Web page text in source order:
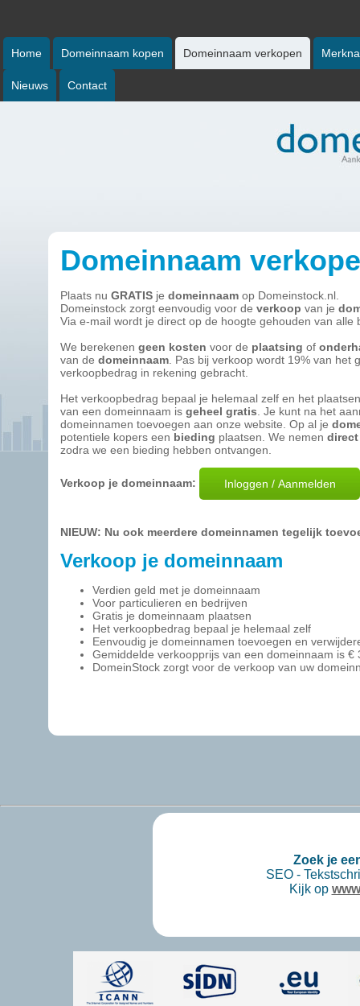
Home Domeinnaam kopen Domeinnaam verkopen
Nieuws Contact
Domeinnaam
Plaats nu GRATIS je domeinnaam op Domeinstock.nl.
Domeinstock zorgt eenvoudig voor de verkoop van je
Via e-mail wordt je direct op de hoogte gehouden van alle
We berekenen geen kosten voor de plaatsing of
van de domeinnaam . Pas bij verkoop wordt 19% van het
verkoopbedrag in rekening gebracht.
Het verkoopbedrag bepaal je helemaal zelf en het plaatsen
van een domeinnaam is geheel gratis . Je kunt na het
domeinnamen toevoegen aan onze website. Op al je
potentiele kopers een bieding plaatsen. We nemen direct
zodra we een bieding hebben ontvangen.
Verkoop je domeinnaam:
NIEUW: Nu ook meerdere domeinnamen tegelijk
Verkoop je domeinnaam
Verdien geld met je domeinnaam
Voor particulieren en bedrijven
Gratis je domeinnaam plaatsen
Het verkoopbedrag bepaal je helemaal zelf
Eenvoudig je domeinnamen toevoegen en
Gemiddelde verkoopprijs van een domeinnaam is €
DomeinStock zorgt voor de verkoop van uw
Zoek je
SEO -
Kijk op